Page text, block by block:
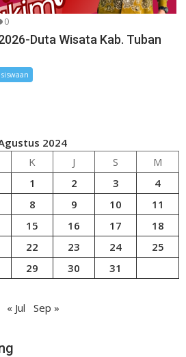
0
Duta Wisata Kab. Tuban
2024
K J S
M
1
2 3
4
8 9 10
11
15 16 17
18
22 23 24
25
29 30 31
« Jul Sep »